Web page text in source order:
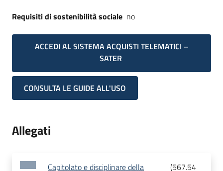
Requisiti di sostenibilità sociale no
ACCEDI AL SISTEMA ACQUISTI TELEMATICI –
SATER
CONSULTA LE GUIDE ALL'USO
Allegati
Capitolato e disciplinare della
(567.54